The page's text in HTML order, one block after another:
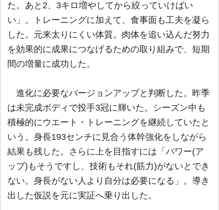
た。あと2、3キロ増やしてから絞っていけばい
い」。トレーニングに加えて、食事面も工夫を凝ら
した。元来太りにくい体質。肉体を追い込んだ努力
を効果的に成果につなげるための取り組みで、短期
間の増量に成功した。
進化に必要なバージョンアップと判断した。昨季
は未完成ボディで投手3冠に輝いた。シーズン中も
積極的にウエート・トレーニングを継続していたと
いう。身長193センチに見合う体幹強化をしながら
結果も残した。さらに上を目指すには「パワー(ア
ップ)もそうですし、技術もそれ(筋力)がないとでき
ない。身長がない人より自分は必要になる」。導き
出した仮説を元に実証へ乗り出した。